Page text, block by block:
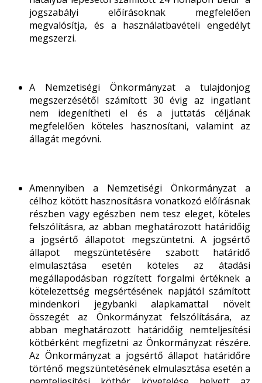
jogszabályi előírásoknak megfelelően
megvalósítja, és a használatbavételi engedélyt
megszerzi.
A Nemzetiségi Önkormányzat a tulajdonjog
megszerzésétől számított 30 évig az ingatlant
nem idegenítheti el és a juttatás céljának
megfelelően köteles hasznosítani, valamint az
állagát megóvni.
Amennyiben a Nemzetiségi Önkormányzat a
célhoz kötött hasznosításra vonatkozó előírásnak
részben vagy egészben nem tesz eleget, köteles
felszólításra, az abban meghatározott határidőig
a jogsértő állapotot megszüntetni. A jogsértő
állapot megszüntetésére szabott határidő
elmulasztása esetén köteles az átadási
megállapodásban rögzített forgalmi értéknek a
kötelezettség megsértésének napjától számított
mindenkori jegybanki alapkamattal növelt
összegét az Önkormányzat felszólítására, az
abban meghatározott határidőig nemteljesítési
kötbérként megfizetni az Önkormányzat részére.
Az Önkormányzat a jogsértő állapot határidőre
történő megszüntetésének elmulasztása esetén a